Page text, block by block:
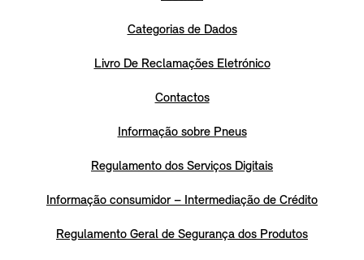
Categorias de Dados
Livro De Reclamações Eletrónico
Contactos
Informação sobre Pneus
Regulamento dos Serviços Digitais
Informação consumidor – Intermediação de Crédito
Regulamento Geral de Segurança dos Produtos